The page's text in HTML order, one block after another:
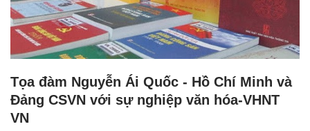
Tọa đàm Nguyễn Ái Quốc - Hồ Chí Minh và
Đảng CSVN với sự nghiệp văn hóa-VHNT
VN